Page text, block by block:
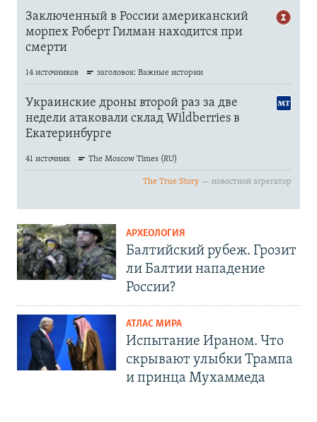
АРХЕОЛОГИЯ
Балтийский рубеж. Грозит
ли Балтии нападение
России?
АТЛАС МИРА
Испытание Ираном. Что
скрывают улыбки Трампа
и принца Мухаммеда